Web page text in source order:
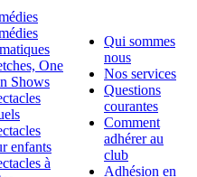
One
Shows
enfants
à
Qui sommes
nous
Nos services
Questions
courantes
Comment
adhérer au
club
Adhésion en